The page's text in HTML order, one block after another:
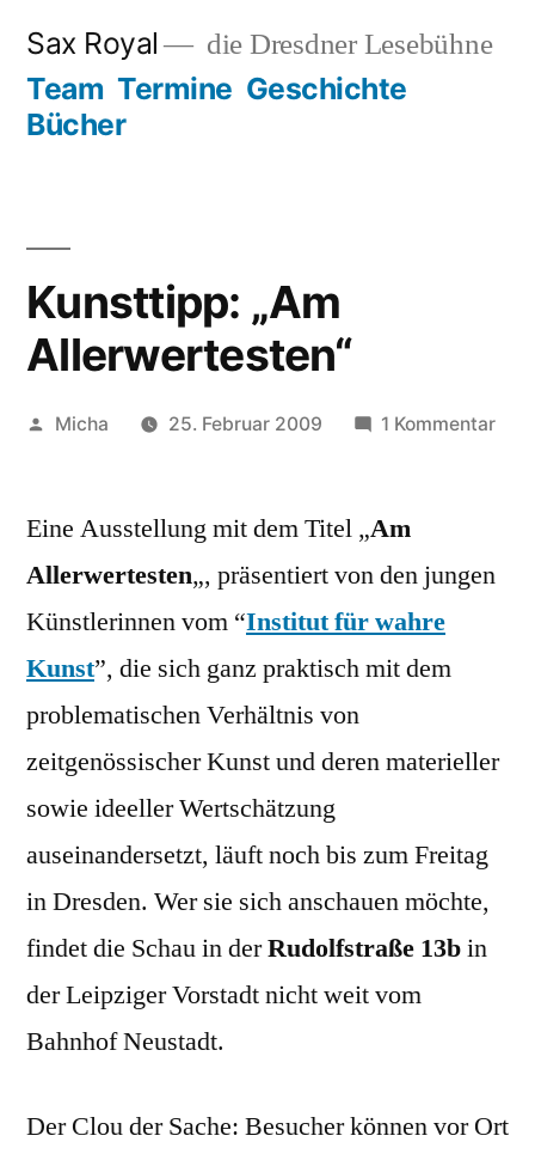
springen
Sax Royal die Dresdner Lesebühne
Team Termine Geschichte
Bücher
Kunsttipp: „Am
Allerwertesten“
Veröffentlicht
Micha 25. Februar 2009 1 Kommentarzu
Eine Ausstellung mit dem Titel „Am
Allerwertesten„, präsentiert von den jungen
Künstlerinnen vom “Institut für wahre
Kunst”, die sich ganz praktisch mit dem
problematischen Verhältnis von
zeitgenössischer Kunst und deren materieller
sowie ideeller Wertschätzung
auseinandersetzt, läuft noch bis zum Freitag
in Dresden. Wer sie sich anschauen möchte,
findet die Schau in derRudolfstraße 13bin
der Leipziger Vorstadt nicht weit vom
Bahnhof Neustadt.
Der Clou der Sache: Besucher können vor Ort